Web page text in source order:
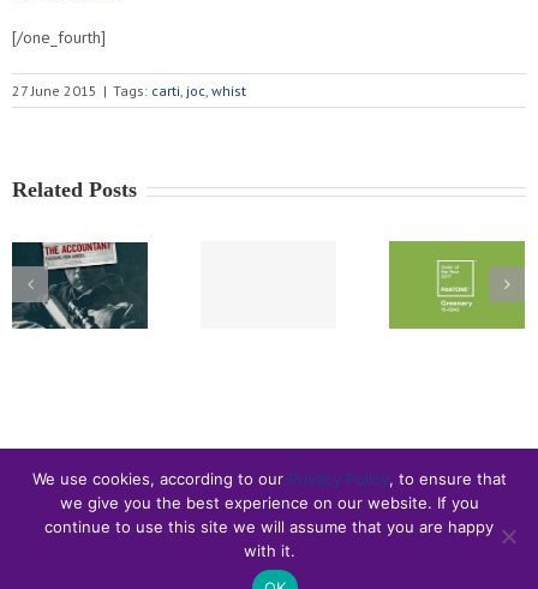
[/one_fourth]
27 June 2015 | Tags: carti, joc, whist
Related Posts
© Gabriel Butnaru
We use cookies, according to our Privacy Policy, to ensure that
we give you the best experience on our website. If you
continue to use this site we will assume that you are happy
with it.